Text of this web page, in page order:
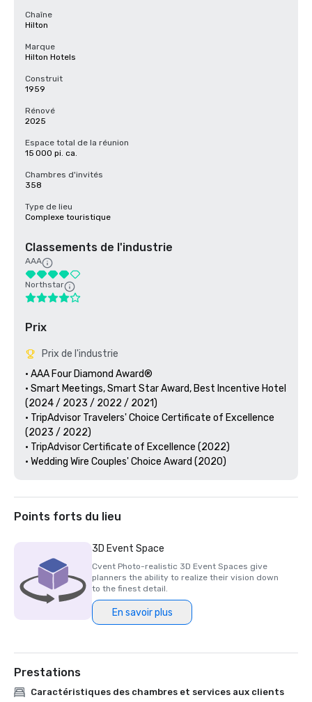
Chaîne
Hilton
Marque
Hilton Hotels
Construit
1959
Rénové
2025
Espace total de la réunion
15 000 pi. ca.
Chambres d'invités
358
Type de lieu
Complexe touristique
Classements de l'industrie
AAA
Northstar
Prix
Prix de l'industrie
• AAA Four Diamond Award®
• Smart Meetings, Smart Star Award, Best Incentive Hotel
(2024 / 2023 / 2022 / 2021)
• TripAdvisor Travelers' Choice Certificate of Excellence
(2023 / 2022)
• TripAdvisor Certificate of Excellence (2022)
• Wedding Wire Couples' Choice Award (2020)
Points forts du lieu
3D Event Space
Cvent Photo-realistic 3D Event Spaces give
planners the ability to realize their vision down
to the finest detail.
En savoir plus
Prestations
Caractéristiques des chambres et services aux clients